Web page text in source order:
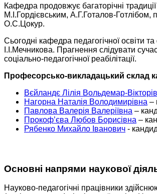
Кафедра продовжує багаторічні
М.І.Гордієвським, А.Г.Готалов-Готлібом,
О.С.Цокур.
Сьогодні кафедра педагогічної освіти
І.І.Мечникова. Прагнення слідувати
соціально-педагогічної реабілітації.
Професорсько-викладацький склад
Вєйландє Лілія Вольдемар-
Нагорна Наталія Володимирівна –
Павлова Валерія Валеріївна –
Прокоф’єва Любов Борисівна –
Рябенко Михайло Іванович -
Основні напрями наукової
Науково-педагогічні працівники